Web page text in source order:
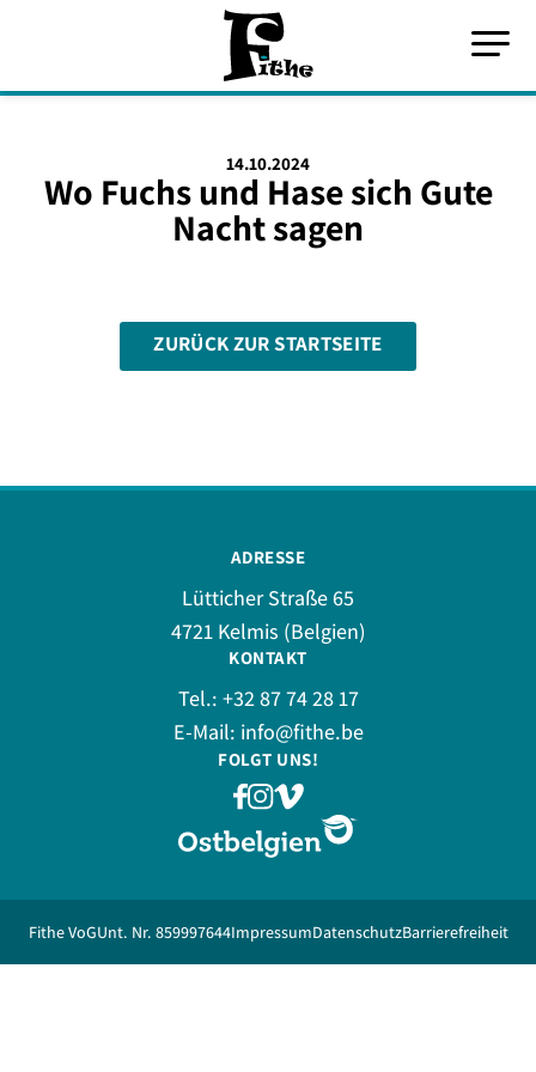
14.10.2024
Wo Fuchs und Hase sich Gute
Nacht sagen
ZURÜCK ZUR STARTSEITE
ADRESSE
Lütticher Straße 65
4721 Kelmis (Belgien)
KONTAKT
Tel.: +32 87 74 28 17
E-Mail: info@fithe.be
FOLGT UNS!
Fithe VoGUnt. Nr. 859997644ImpressumDatenschutzBarrierefreiheit